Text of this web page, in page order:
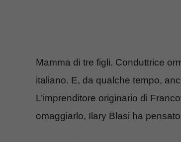
Mamma di tre figli. Conduttrice
italiano. E, da qualche tempo,
L’imprenditore originario di
omaggiarlo, Ilary Blasi ha